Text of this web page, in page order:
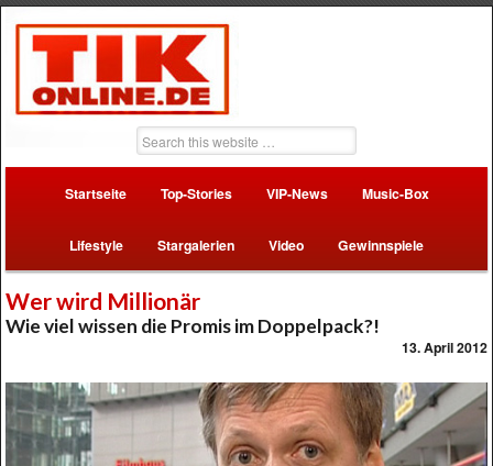
Startseite Top-Stories VIP-News Music-Box
Lifestyle Stargalerien Video Gewinnspiele
Wer wird Millionär
Wie viel wissen die Promis im Doppelpack?!
13. April 2012